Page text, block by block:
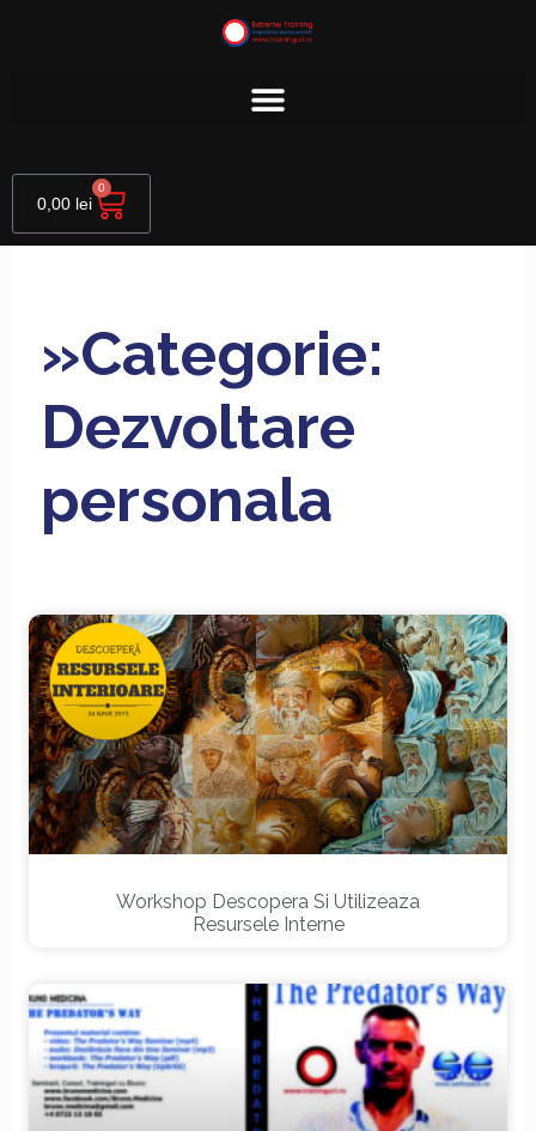
0,00 lei
0
Cart
»Categorie:
Dezvoltare
personala
Workshop Descopera Si Utilizeaza
Resursele Interne